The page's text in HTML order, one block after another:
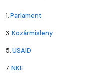
1.Parlament
3.Kozármisleny
5.USAID
7.NKE